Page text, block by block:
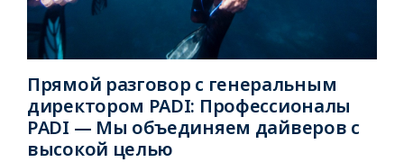
Прямой разговор с генеральным
директором PADI: Профессионалы
PADI — Мы объединяем дайверов с
высокой целью